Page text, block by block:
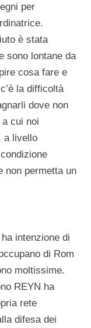
per
è stata
sono lontane da
cosa fare e
la difficoltà
dove non
cui noi
a livello
non permetta un
intenzione di
di Rom
moltissime.
REYN ha
rete
difesa dei